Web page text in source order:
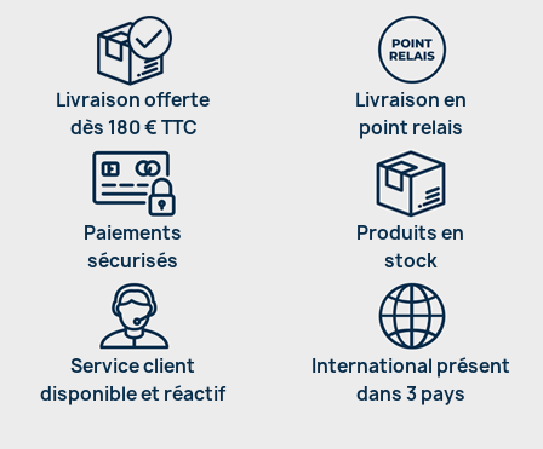
Livraison offerte
dès 180 € TTC
Livraison en
point relais
Paiements
sécurisés
Produits en
stock
Service client
disponible et réactif
International présent
dans 3 pays